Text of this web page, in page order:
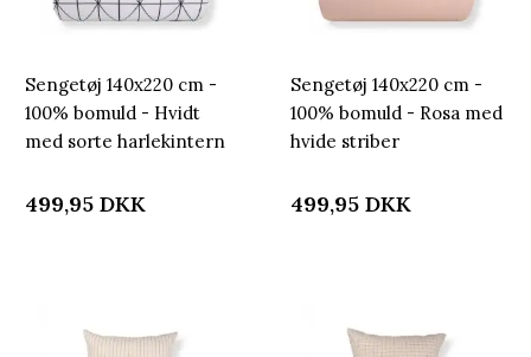
Sengetøj 140x220 cm -
100% bomuld - Hvidt
med sorte harlekintern
499,95 DKK
Sengetøj 140x220 cm -
100% bomuld - Rosa med
hvide striber
499,95 DKK